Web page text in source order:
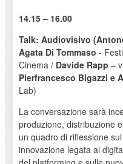
14.15 – 16.00
Talk: Audiovisivo
Agata Di Tommaso -
Cinema /Davide Rapp –
Pierfrancesco Bigazzi e
Lab)
La conversazione sarà
produzione, distribuzione
un quadro di riflessione
innovazione legata al